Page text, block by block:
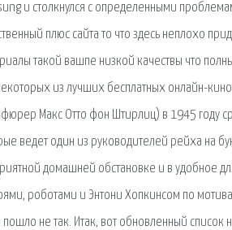
и столкнулся с определенными
плюс сайта то что здесь неплохо
такой вашпе низкой качествы что
из лучших бесплатных онлайн-
Макс Отто фон Штирлиц) в 1945 году
один из руководителей рейха на
домашней обстановке и в удобное
роботами и Энтони Хопкинсом по
не так. Итак, вот обновленный список